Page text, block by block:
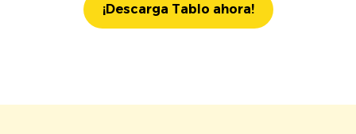
¡Descarga Tablo ahora!